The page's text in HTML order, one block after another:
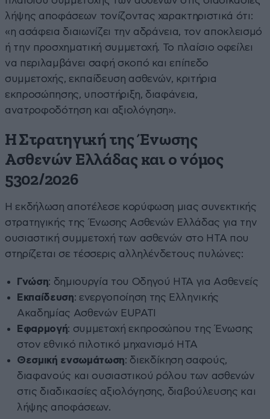
λήψης αποφάσεων τονίζοντας χαρακτηριστικά ότι:
«η ασάφεια διαιωνίζει την αδράνεια, τον αποκλεισμό
ή την προσχηματική συμμετοχή. Το πλαίσιο οφείλει
να περιλαμβάνει σαφή σκοπό και επίπεδο
συμμετοχής, εκπαίδευση ασθενών, κριτήρια
εκπροσώπησης, υποστήριξη, διαφάνεια,
ανατροφοδότηση και αξιολόγηση».
Η Στρατηγική της Ένωσης
Ασθενών Ελλάδας και ο νόμος
5302/2026
Η εκδήλωση αποτέλεσε κορύφωση μιας συνεκτικής
στρατηγικής της Ένωσης Ασθενών Ελλάδας για την
ουσιαστική συμμετοχή των ασθενών στο HTA που
στηρίζεται σε τέσσερις αλληλένδετους πυλώνες:
Γνώση: δημιουργία του Οδηγού HTA για Ασθενείς
Εκπαίδευση: ενεργοποίηση της Ελληνικής
Ακαδημίας Ασθενών EUPATI
Εφαρμογή: συμμετοχή εκπροσώπου της Ένωσης
στον εθνικό πιλοτικό μηχανισμό HTA
Θεσμική ενσωμάτωση: διεκδίκηση σαφούς,
διαφανούς και ουσιαστικού ρόλου των ασθενών
στις διαδικασίες αξιολόγησης, διαβούλευσης και
λήψης αποφάσεων.